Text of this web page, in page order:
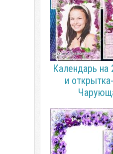
Календарь на
и